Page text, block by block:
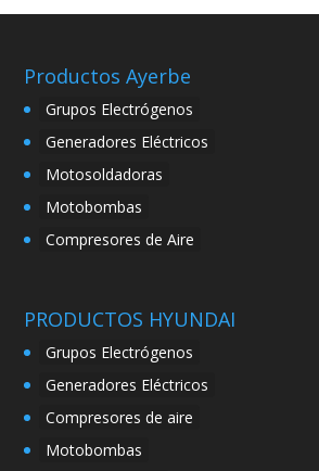
Productos Ayerbe
Grupos Electrógenos
Generadores Eléctricos
Motosoldadoras
Motobombas
Compresores de Aire
PRODUCTOS HYUNDAI
Grupos Electrógenos
Generadores Eléctricos
Compresores de aire
Motobombas